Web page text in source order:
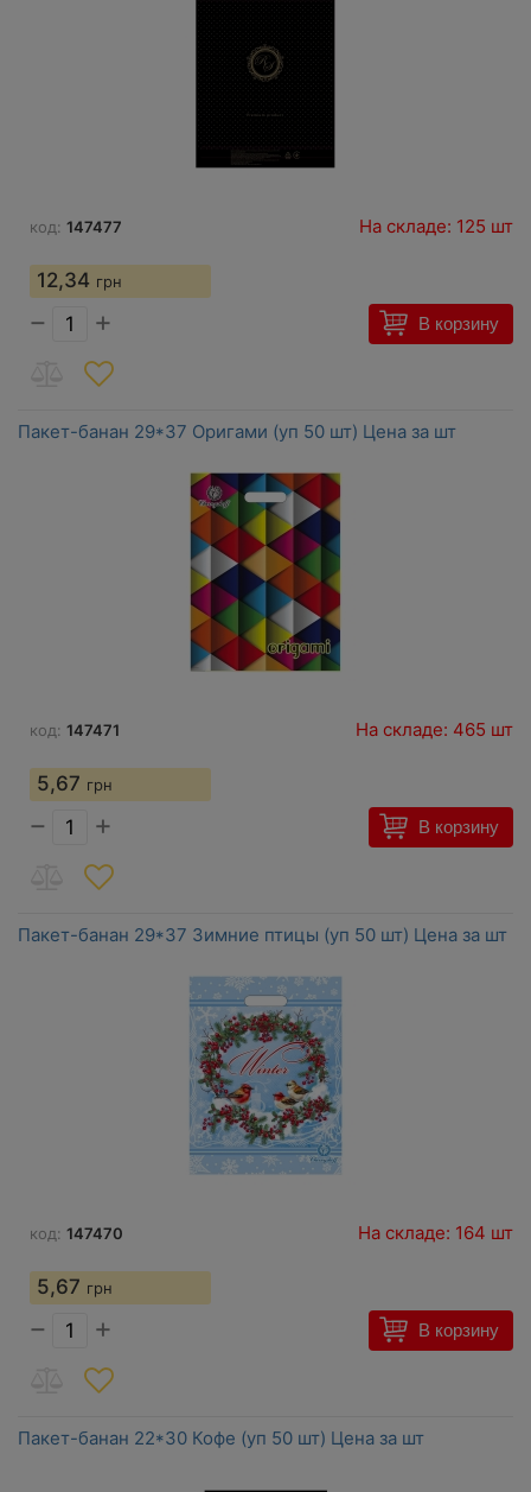
код: 147477 На складе: 125 шт
12,34 грн
− + В корзину
Пакет-банан 29*37 Оригами (уп 50 шт) Цена за шт
код: 147471 На складе: 465 шт
5,67 грн
− + В корзину
Пакет-банан 29*37 Зимние птицы (уп 50 шт) Цена за шт
код: 147470 На складе: 164 шт
5,67 грн
− + В корзину
Пакет-банан 22*30 Кофе (уп 50 шт) Цена за шт